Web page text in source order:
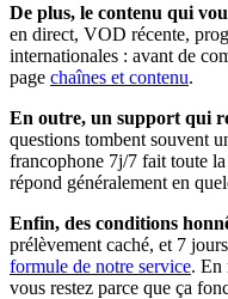
De plus, le contenu qui
en direct, VOD récente,
internationales : avant de
page chaînes et contenu.
En outre, un support qui
questions tombent souvent
francophone 7j/7 fait toute
répond généralement en
Enfin, des conditions
prélèvement caché, et 7
formule de notre service. En
vous restez parce que ça